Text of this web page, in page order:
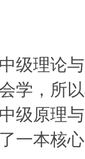
级理论
学，所
级原理
一本核